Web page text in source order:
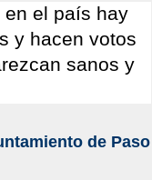
en el país hay
y hacen votos
sanos y
de Paso